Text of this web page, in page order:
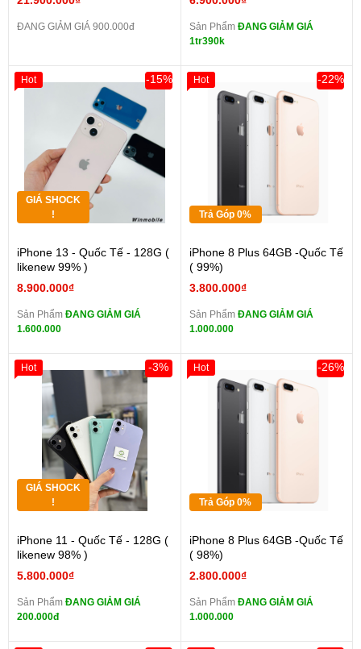
ĐANG GIẢM GIÁ 900.000đ Sản Phẩm ĐANG GIẢM GIÁ
1tr390k
GIÁ SHOCK
!
iPhone 13 - Quốc Tế - 128G (
likenew 99% )
8.900.000₫
-15%
Sản Phẩm ĐANG GIẢM GIÁ
1.600.000
Hot
Trả Góp 0%
iPhone 8 Plus 64GB -Quốc Tế
( 99%)
3.800.000₫
-22%
Sản Phẩm ĐANG GIẢM GIÁ
1.000.000
Hot
GIÁ SHOCK
!
iPhone 11 - Quốc Tế - 128G (
likenew 98% )
5.800.000₫
-3%
Sản Phẩm ĐANG GIẢM GIÁ
200.000đ
Hot
Trả Góp 0%
iPhone 8 Plus 64GB -Quốc Tế
( 98%)
2.800.000₫
-26%
Sản Phẩm ĐANG GIẢM GIÁ
1.000.000
Hot